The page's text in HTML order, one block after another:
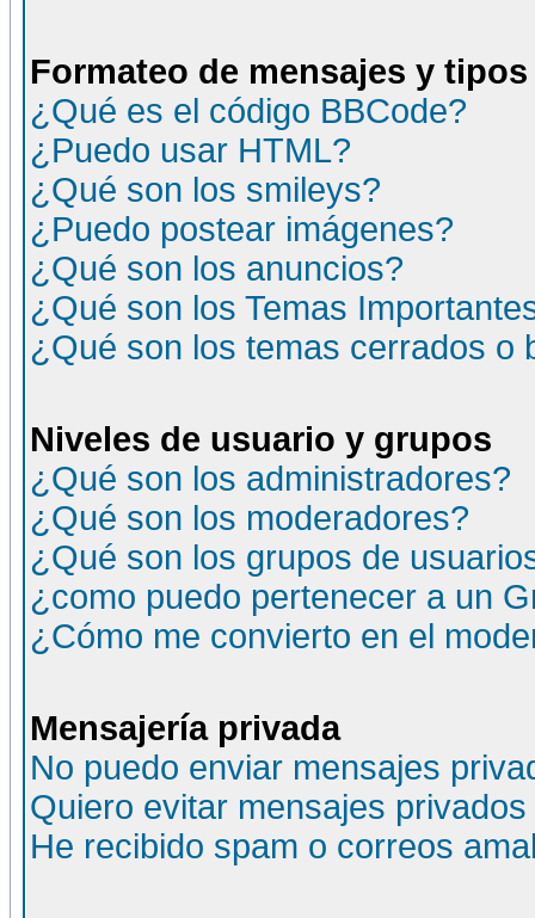
Formateo de mensajes y
¿Qué es el código BBCode?
¿Puedo usar HTML?
¿Qué son los smileys?
¿Puedo postear imágenes?
¿Qué son los anuncios?
¿Qué son los Temas
¿Qué son los temas cerrados o
Niveles de usuario y grupos
¿Qué son los administradores?
¿Qué son los moderadores?
¿Qué son los grupos de
¿como puedo pertenecer a un
¿Cómo me convierto en el
Mensajería privada
No puedo enviar mensajes
Quiero evitar mensajes
He recibido spam o correos